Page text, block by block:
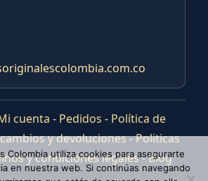
cuenta - Pedidos - Política de
y devoluciones-Politicas
y condiciones legales-Blog
Colombia utiliza cookies para asegurarte
en nuestra web. Si continúas navegando